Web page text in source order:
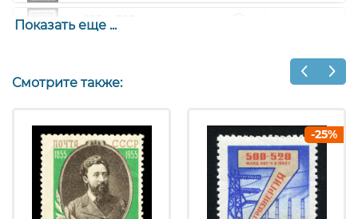
на марке 1291.
Украины с
Россией.
Надпечатка
на марке 1291.
летие
Надпечатка
на марке 1291.
2 р. Арт.
ssr1668II_7.
Показать еще ...
Смотрите также:
-25%